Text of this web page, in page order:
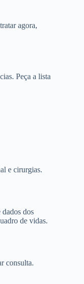
agora,
Peça a lista
e cirurgias.
dos
de vidas.
consulta.